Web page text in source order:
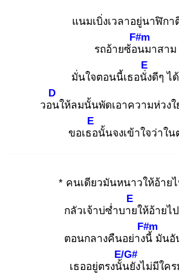
แนมเบิ่งเวลาอยู่นาฬิกา
รถอ้ายซ้อน
F#m
มาสาม
มั่นใจตอนนี้เธอนั่ง
E
ดีๆ ไ
วอน
D
ให้ลมนั้นพัดเอาความห่วงใ
ขอเธอ
E
นั้นจงเข้าใจว่าใ
* คนเดียวมันหนาวให้อ้าย
กลัวเจ้าบ่ซ่ำบาย
E
ให้อ้ายไ
ตอนกลางคืนอย่างนี้
F#m
มันอั
เธออยู่ตรงนั้น
E/G#
ยังไม่มีใค